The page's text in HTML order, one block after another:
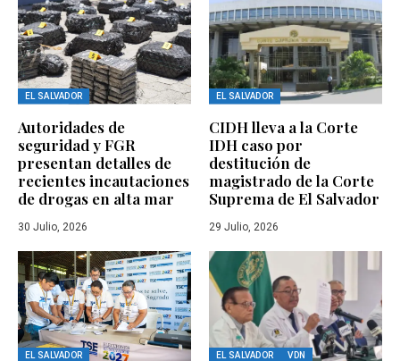
EL SALVADOR
Autoridades de
seguridad y FGR
presentan detalles de
recientes incautaciones
de drogas en alta mar
30 Julio, 2026
EL SALVADOR
CIDH lleva a la Corte
IDH caso por
destitución de
magistrado de la Corte
Suprema de El Salvador
29 Julio, 2026
EL SALVADOR EL SALVADOR VDN